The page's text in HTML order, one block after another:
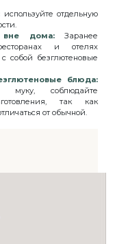
используйте отдельную
вне дома:Заранее
и отелях
собой безглютеновые
блюда:
муку, соблюдайте
так как
от обычной.